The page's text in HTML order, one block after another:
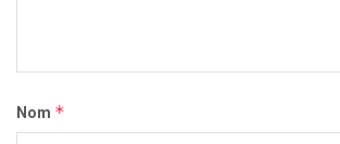
Nom *